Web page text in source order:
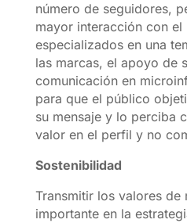
número de seguidores,
mayor interacción con el
especializados en una
las marcas, el apoyo de
comunicación en
para que el público
su mensaje y lo perciba
valor en el perfil y no
Sostenibilidad
Transmitir los valores de
importante en la